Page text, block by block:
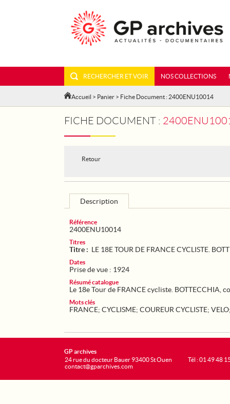
RECHERCHER ET VOIR NOS COLLECTIONS
Accueil > Panier > Fiche Document : 2400ENU10014
FICHE DOCUMENT :
Retour
Description
Référence
2400ENU10014
Titres
Titre : LE 18E TOUR DE FRANCE CYCLISTE.
Dates
Prise de vue : 1924
Résumé catalogue
Le 18e Tour de FRANCE cycliste. BOTTECCHIA,
Mots clés
FRANCE; CYCLISME; COUREUR CYCLISTE; VELO
GP archives
24 rue du docteur Bauer 93400 St Ouen
contact@gparchives.com
Tél : 01 49 48